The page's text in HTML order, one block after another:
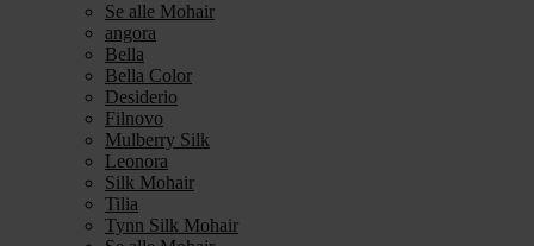
Se alle Mohair
angora
Bella
Bella Color
Desiderio
Filnovo
Mulberry Silk
Leonora
Silk Mohair
Tilia
Tynn Silk Mohair